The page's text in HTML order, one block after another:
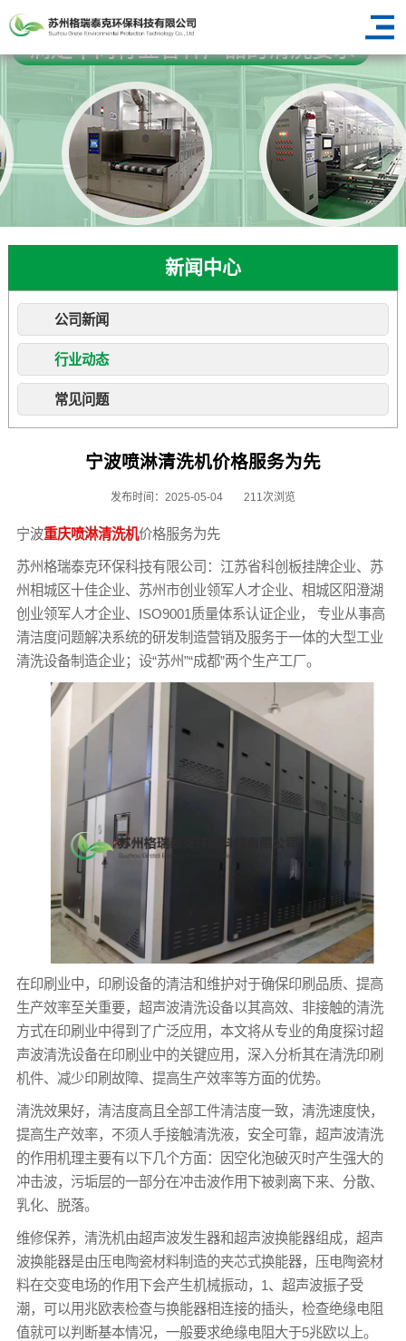
新闻中心
公司新闻
行业动态
常见问题
宁波喷淋清洗机价格服务为先
发布时间：2025-05-04 211次浏览
宁波重庆喷淋清洗机价格服务为先
苏州格瑞泰克环保科技有限公司：江苏省科创板挂牌企业、苏
州相城区十佳企业、苏州市创业领军人才企业、相城区阳澄湖
创业领军人才企业、ISO9001质量体系认证企业， 专业从事高
清洁度问题解决系统的研发制造营销及服务于一体的大型工业
清洗设备制造企业；设“苏州”“成都”两个生产工厂。
在印刷业中，印刷设备的清洁和维护对于确保印刷品质、提高
生产效率至关重要，超声波清洗设备以其高效、非接触的清洗
方式在印刷业中得到了广泛应用，本文将从专业的角度探讨超
声波清洗设备在印刷业中的关键应用，深入分析其在清洗印刷
机件、减少印刷故障、提高生产效率等方面的优势。
清洗效果好，清洁度高且全部工件清洁度一致，清洗速度快，
提高生产效率，不须人手接触清洗液，安全可靠，超声波清洗
的作用机理主要有以下几个方面：因空化泡破灭时产生强大的
冲击波，污垢层的一部分在冲击波作用下被剥离下来、分散、
乳化、脱落。
维修保养，清洗机由超声波发生器和超声波换能器组成，超声
波换能器是由压电陶瓷材料制造的夹芯式换能器，压电陶瓷材
料在交变电场的作用下会产生机械振动，1、超声波振子受
潮，可以用兆欧表检查与换能器相连接的插头，检查绝缘电阻
值就可以判断基本情况，一般要求绝缘电阻大于5兆欧以上。